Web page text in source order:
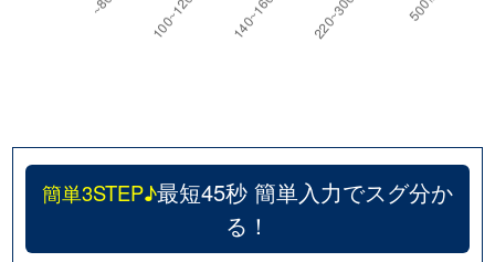
簡単3STEP♪最短45秒 簡単入力でスグ分か
る！